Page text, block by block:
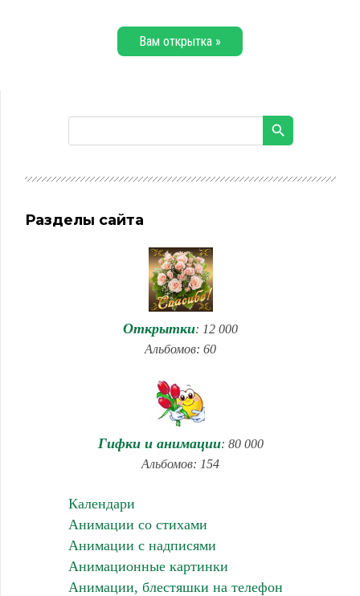
Вам открытка »
Разделы сайта
Открытки: 12 000
Альбомов: 60
Гифки и анимации: 80 000
Альбомов: 154
Календари
Анимации со стихами
Анимации с надписями
Анимационные картинки
Анимации, блестяшки на телефон